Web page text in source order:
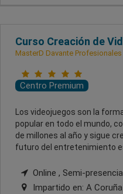
Curso Creación de
MasterD Davante Profesionales
Centro Premium
Los videojuegos son la
popular en todo el mundo,
de millones al año y sigue
futuro del entretenimiento
Online , Semi-
Impartido en: A